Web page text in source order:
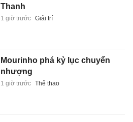
Thanh
1 giờ trước Giải trí
Mourinho phá kỷ lục chuyển
nhượng
1 giờ trước Thể thao